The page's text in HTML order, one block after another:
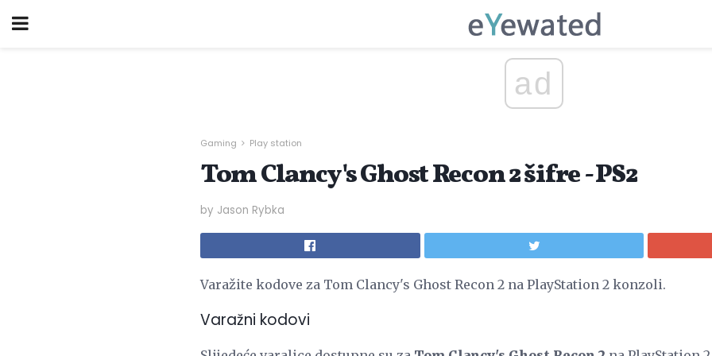
ad
Gaming Play station
Tom Clancy's Ghost Recon 2 šifre - PS2
by Jason Rybka
Varažite kodove za Tom Clancy's Ghost Recon 2 na PlayStation 2 konzoli.
Varažni kodovi